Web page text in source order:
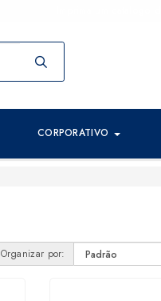
CORPORATIVO
Organizar por: